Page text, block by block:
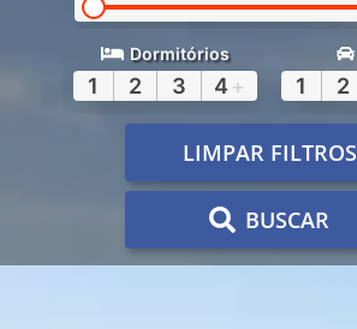
Dormitórios
1 2 3 4 + 1 2
LIMPAR FILTROS
BUSCAR